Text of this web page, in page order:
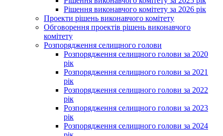
Рішення виконавчого комітету за 2026 рік
Проекти рішень виконавчого комітету
Обговорення проектів рішень виконавчого
комітету
Розпорядження селищного голови
Розпорядження селищного голови за 2020
рік
Розпорядження селищного голови за 2021
рік
Розпорядження селищного голови за 2022
рік
Розпорядження селищного голови за 2023
рік
Розпорядження селищного голови за 2024